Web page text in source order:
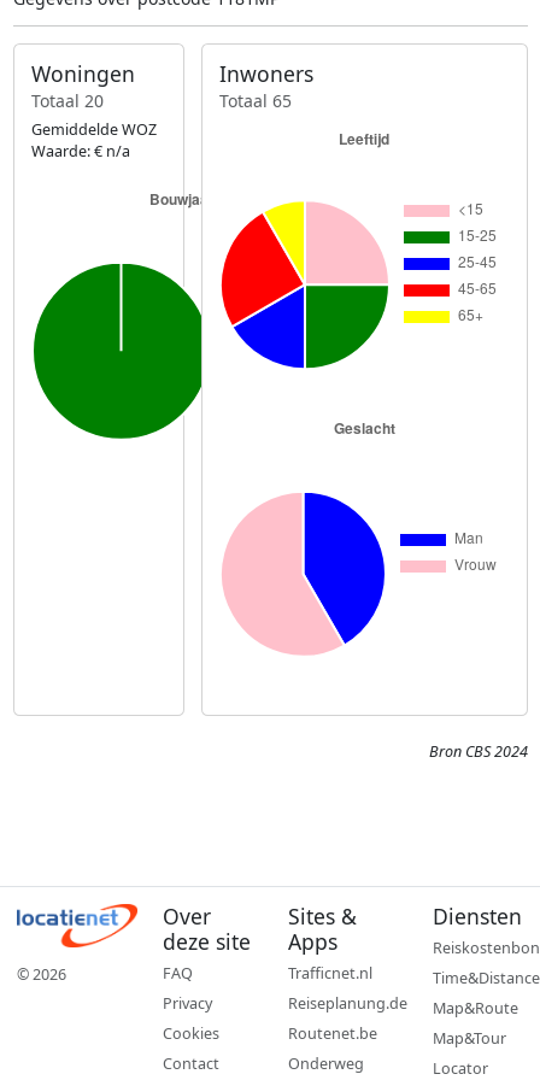
Woningen
Totaal 20
Gemiddelde WOZ
Waarde: € n/a
Inwoners
Totaal 65
Bron CBS 2024
© 2026
Over
deze site
FAQ
Privacy
Cookies
Contact
Sites &
Apps
Trafficnet.nl
Reiseplanung.de
Routenet.be
Onderweg
Diensten
Reiskostenbon
Time&Distance
Map&Route
Map&Tour
Locator